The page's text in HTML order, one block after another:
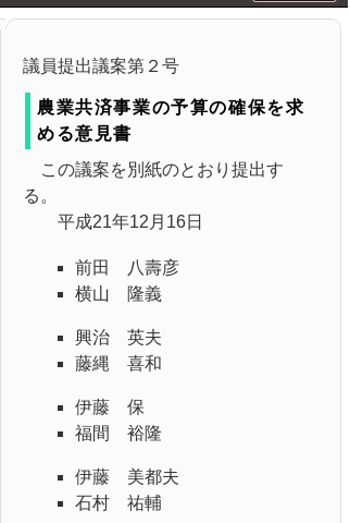
議員提出議案第２号
農業共済事業の予算の確保を求
める意見書
この議案を別紙のとおり提出す
る。
平成21年12月16日
前田 八壽彦
横山 隆義
興治 英夫
藤縄 喜和
伊藤 保
福間 裕隆
伊藤 美都夫
石村 祐輔